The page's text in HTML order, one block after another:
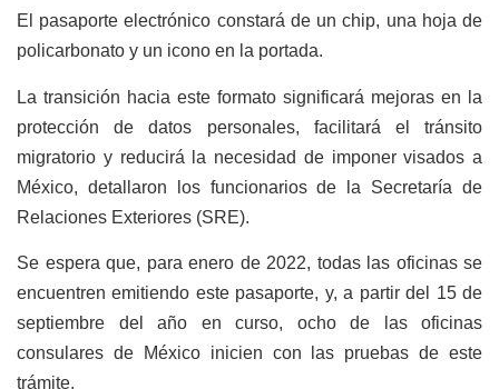
El pasaporte electrónico constará de un chip, una hoja de
policarbonato y un icono en la portada.
La transición hacia este formato significará mejoras en la
protección de datos personales, facilitará el tránsito
migratorio y reducirá la necesidad de imponer visados a
México, detallaron los funcionarios de la Secretaría de
Relaciones Exteriores (SRE).
Se espera que, para enero de 2022, todas las oficinas se
encuentren emitiendo este pasaporte, y, a partir del 15 de
septiembre del año en curso, ocho de las oficinas
consulares de México inicien con las pruebas de este
trámite.